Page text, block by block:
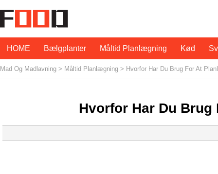
HOME Bælgplanter Måltid Planlægning Kød
Mad Og Madlavning > Måltid Planlægning > Hvorfor Har Du Brug For At
Hvorfor Har Du